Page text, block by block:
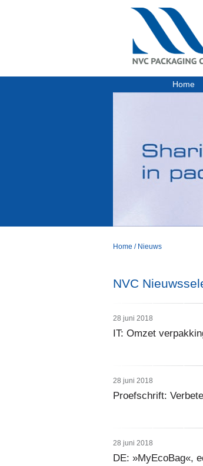
Home
Home / Nieuws
NVC
28 juni 2018
IT: Omzet
28 juni 2018
Proefschrift:
28 juni 2018
DE: »MyEcoBag«,